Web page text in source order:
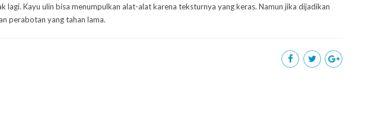
lagi. Kayu ulin bisa menumpulkan alat-alat karena teksturnya yang keras. Namun jika dijadikan
perabotan yang tahan lama.